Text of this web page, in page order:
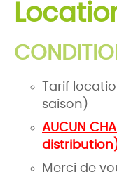
Tarif
saison)
AUCUN
Merci de